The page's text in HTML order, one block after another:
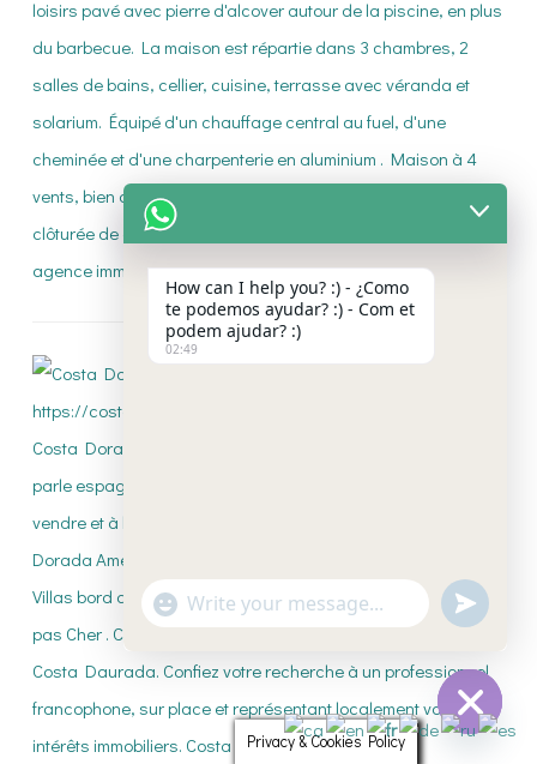
Privacy & Cookies Policy
How can I help you? :) - ¿Como
te podemos ayudar? :) - Com et
podem ajudar? :)
02:49
WhatsApp